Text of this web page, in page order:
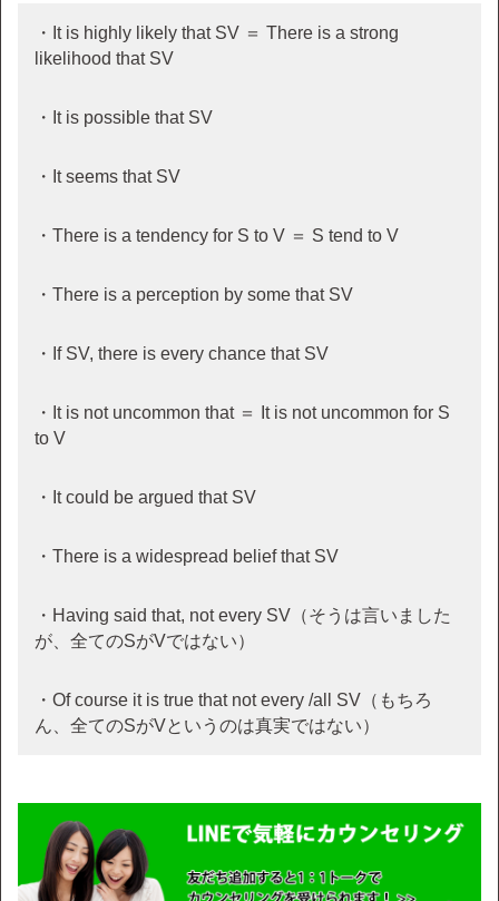
・It is highly likely that SV ＝ There is a strong
likelihood that SV
・It is possible that SV
・It seems that SV
・There is a tendency for S to V ＝ S tend to V
・There is a perception by some that SV
・If SV, there is every chance that SV
・It is not uncommon that ＝ It is not uncommon for S
to V
・It could be argued that SV
・There is a widespread belief that SV
・Having said that, not every SV（そうは言いました
が、全てのSがVではない）
・Of course it is true that not every /all SV（もちろ
ん、全てのSがVというのは真実ではない）